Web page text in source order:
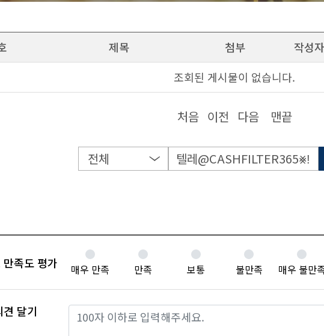
제목 첨부 작성자
조회된 게시물이 없습니다.
처음 이전 다음 맨끝
만족도 평가 매우 만족 만족 보통 불만족 매우 불만
달기